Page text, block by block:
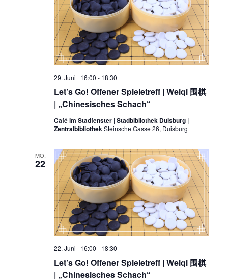
Let’s Go! Offener Spieletreff | Weiqi 围棋
| „Chinesisches Schach“
29. Juni | 16:00 - 18:30
Café im Stadfenster | Stadbibliothek Duisburg |
ZentralbibliothekSteinsche Gasse 26, Duisburg
MO.
22
Let’s Go! Offener Spieletreff | Weiqi 围棋
| „Chinesisches Schach“
22. Juni | 16:00 - 18:30